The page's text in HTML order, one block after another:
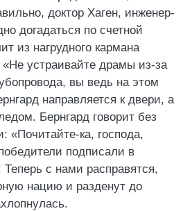
доктор Хаген, инженер-
догадаться по счетной
из нагрудного кармана
«Не устраивайте драмы из-за
вы ведь на этом
направляется к двери, а
Бернгард говорит без
«Почитайте-ка, господа,
подписали в
с нами расправятся,
нацию и разденут до